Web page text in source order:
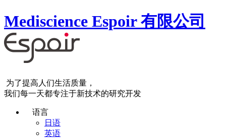
Mediscience Espoir 有限公司
为了提高人们生活质量，
我们每一天都专注于新技术的研究开发
语言
日语
英语